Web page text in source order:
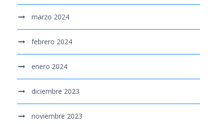
marzo 2024
febrero 2024
enero 2024
diciembre 2023
noviembre 2023